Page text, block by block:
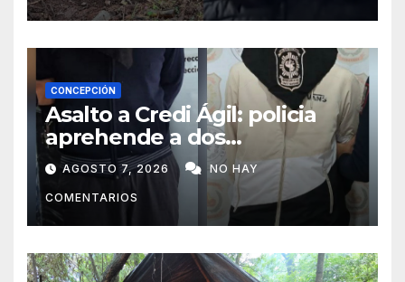
CONCEPCIÓN
Asalto a Credi Ágil: policia
aprehende a dos
sospechosos e incauta
evidencias en Concepción
AGOSTO 7, 2026 NO HAY
COMENTARIOS